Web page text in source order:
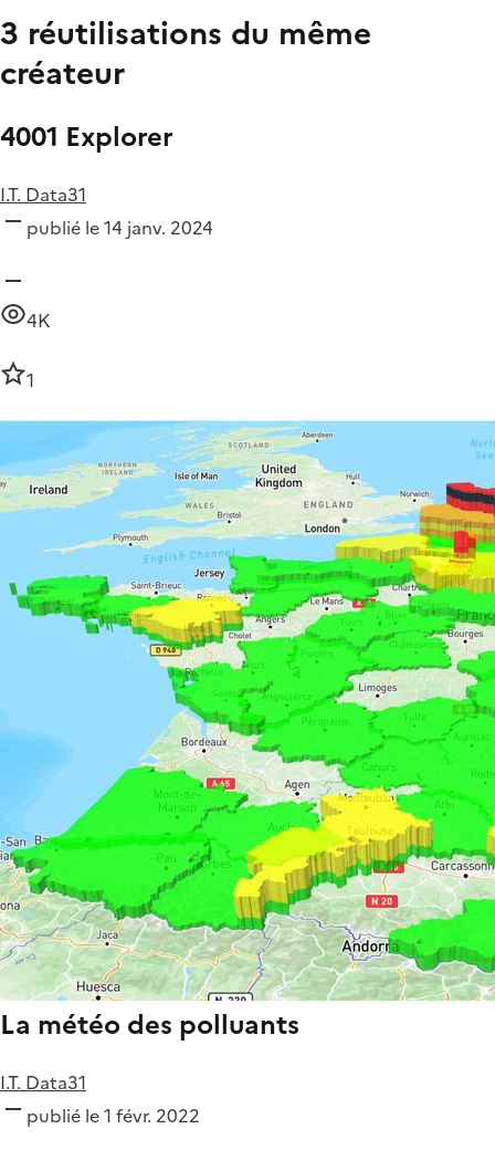
3 réutilisations du même
créateur
4001 Explorer
I.T. Data31
publié le 14 janv. 2024
4K
1
La météo des polluants
I.T. Data31
publié le 1 févr. 2022